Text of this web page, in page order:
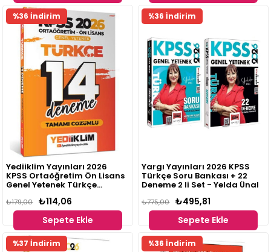
Yediiklim Yayınları 2026
KPSS Ortaöğretim Ön Lisans
Genel Yetenek Türkçe
Deneme₺114,06
₺179,00
Sepete Ekle
%36 İndirim
Yargı Yayınları 2026 KPSS
Türkçe Soru Bankası + 22
Deneme 2 li Set - Yelda Ünal
₺495,81
₺775,00
Sepete Ekle
%36 İndirim
%37 İndirim %36 İndirim